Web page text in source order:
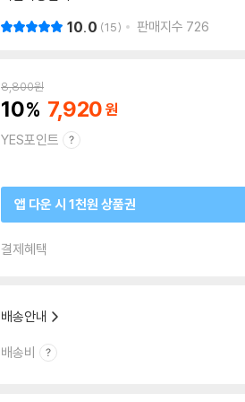
10.0 15 판매지수 726
8,800원
10 7,920
YES포인트
앱 다운 시 1천원 상품권
결제혜택
배송안내
배송비